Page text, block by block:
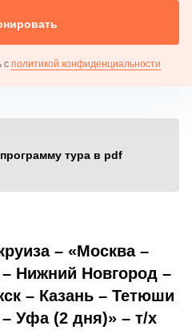
с политикой конфиденциальности
тура в pdf
– «Москва –
Нижний Новгород –
– Казань – Тетюши
Уфа (2 дня)» – т/х